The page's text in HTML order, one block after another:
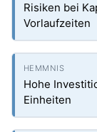
Risiken bei
Vorlaufzeiten
Hohe
Einheiten